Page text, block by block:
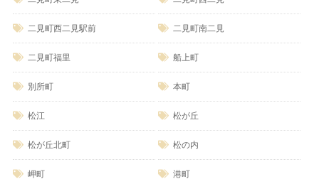
二見町西二見駅前 二見町南二見
二見町福里 船上町
別所町 本町
松江 松が丘
松が丘北町 松の内
岬町 港町